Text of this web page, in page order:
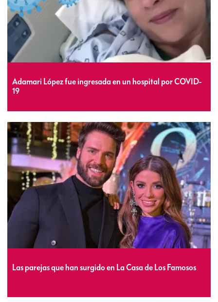
Adamari López fue ingresada en un hospital por COVID-
19
Las parejas que han surgido en La Casa de Los Famosos